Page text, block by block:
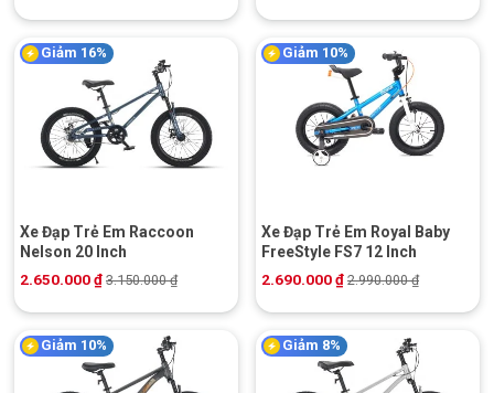
Giảm 16%
Xe Đạp Trẻ Em Raccoon
Nelson 20 Inch
2.650.000₫ 3.150.000₫
Giảm 10%
Xe Đạp Trẻ Em Royal Baby
FreeStyle FS7 12 Inch
2.690.000₫ 2.990.000₫
Giảm 10% Giảm 8%